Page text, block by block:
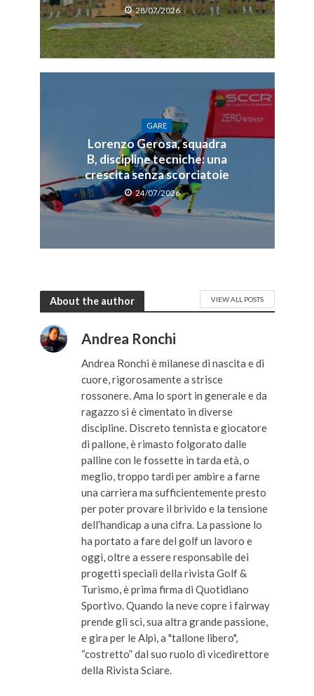
28/07/2026
GARE
Lorenzo Gerosa, squadra
B, discipline tecniche: una
crescita senza scorciatoie
24/07/2026
About the author VIEW ALL POSTS
Andrea Ronchi
Andrea Ronchi è milanese di nascita e di
cuore, rigorosamente a strisce
rossonere. Ama lo sport in generale e da
ragazzo si è cimentato in diverse
discipline. Discreto tennista e giocatore
di pallone, è rimasto folgorato dalle
palline con le fossette in tarda età, o
meglio, troppo tardi per ambire a farne
una carriera ma sufficientemente presto
per poter provare il brivido e la tensione
dell’handicap a una cifra. La passione lo
ha portato a fare del golf un lavoro e
oggi, oltre a essere responsabile dei
progetti speciali della rivista Golf &
Turismo, è prima firma di Quotidiano
Sportivo. Quando la neve copre i fairway
prende gli sci, sua altra grande passione,
e gira per le Alpi, a "tallone libero",
“costretto” dal suo ruolo di vicedirettore
della Rivista Sciare.